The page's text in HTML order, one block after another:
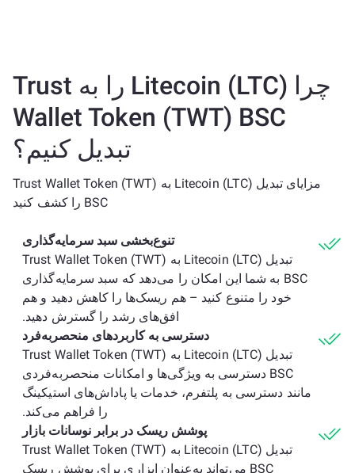
چرا Litecoin (LTC) را به Trust
Wallet Token (TWT) BSC
تبدیل کنیم؟
مزایای تبدیل Litecoin (LTC) به Trust Wallet Token (TWT)
BSC را کشف کنید
تنوع‌بخشی سبد سرمایه‌گذاری
تبدیل Litecoin (LTC) به Trust Wallet Token (TWT)
BSC به شما این امکان را می‌دهد که سبد سرمایه‌گذاری
خود را متنوع کنید – هم ریسک‌ها را کاهش دهید و هم
افق‌های رشد را گسترش دهید.
دسترسی به کاربردهای منحصربه‌فرد
تبدیل Litecoin (LTC) به Trust Wallet Token (TWT)
BSC دسترسی به ویژگی‌ها و امکانات منحصربه‌فردی
مانند دسترسی به پلتفرم، خدمات یا پاداش‌های استیکینگ
را فراهم می‌کند.
پوشش ریسک در برابر نوسانات بازار
تبدیل Litecoin (LTC) به Trust Wallet Token (TWT)
BSC می‌تواند به‌عنوان ابزاری برای پوشش ریسک